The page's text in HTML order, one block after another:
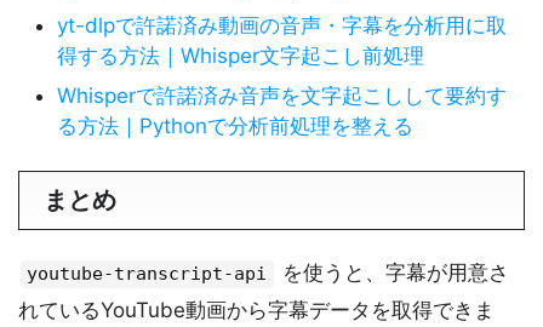
yt-dlpで許諾済み動画の音声・字幕を分析用に取
得する方法｜Whisper文字起こし前処理
Whisperで許諾済み音声を文字起こしして要約す
る方法｜Pythonで分析前処理を整える
まとめ
youtube-transcript-api
を使うと、字幕が用意さ
れているYouTube動画から字幕データを取得できま